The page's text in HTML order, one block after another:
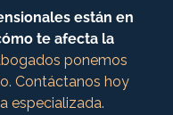
están en
te afecta la
ponemos
Contáctanos hoy
especializada.